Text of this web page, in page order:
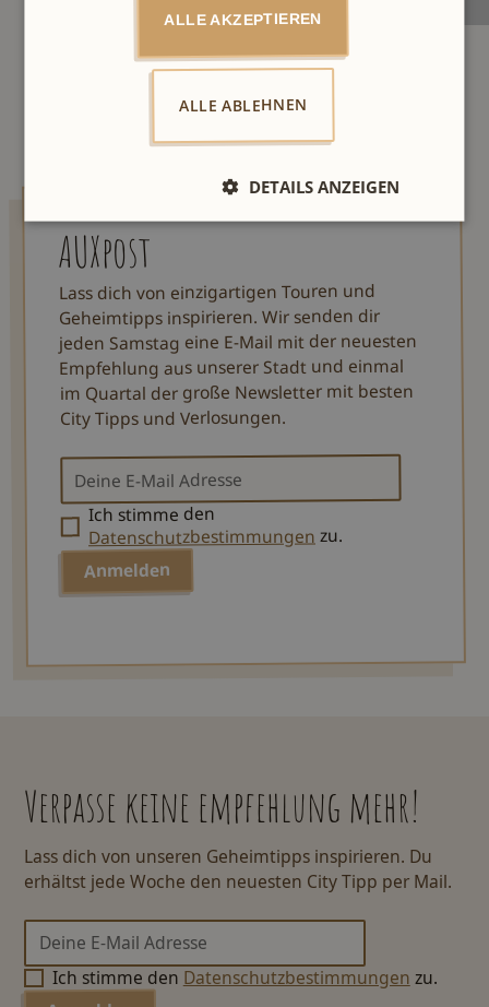
AUXpost
Lass dich von einzigartigen Touren und
Geheimtipps inspirieren. Wir senden dir
jeden Samstag eine E-Mail mit der neuesten
Empfehlung aus unserer Stadt und einmal
im Quartal der große Newsletter mit besten
City Tipps und Verlosungen.
Ich stimme den
Datenschutzbestimmungenzu.
Verpasse keine empfehlung mehr!
Lass dich von unseren Geheimtipps inspirieren. Du
erhältst jede Woche den neuesten City Tipp per Mail.
Ich stimme den Datenschutzbestimmungen zu.
ALLE AKZEPTIEREN
ALLE ABLEHNEN
DETAILS ANZEIGEN